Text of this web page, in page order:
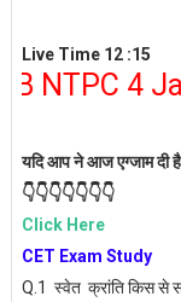
Live Time 12 :15
4 Jan
यदि आप ने आज एग्जाम दी
👇👇👇👇👇👇👇
Click Here
CET Exam Study
Q.1 स्वेत क्रांति किस से